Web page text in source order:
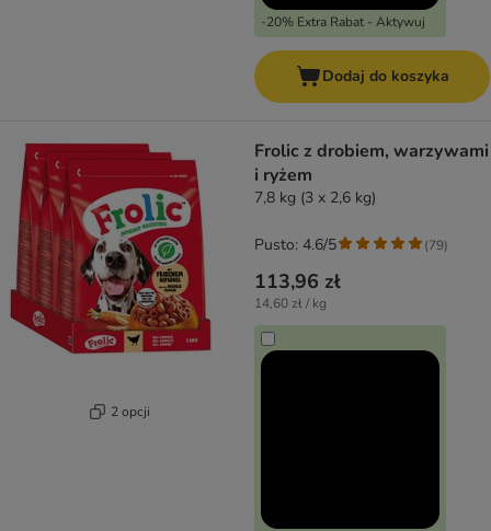
-20% Extra Rabat - Aktywuj
Dodaj do koszyka
2 opcji
Frolic z drobiem, warzywami
i ryżem
7,8 kg (3 x 2,6 kg)
113,96 zł
14,60 zł / kg
Pusto: 4.6/5 (79)